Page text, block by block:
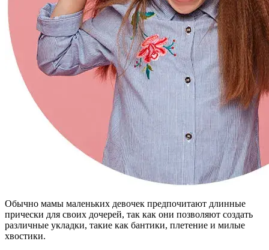
Обычно мамы маленьких девочек предпочитают длинные
прически для своих дочерей, так как они позволяют создать
различные укладки, такие как бантики, плетение и милые
хвостики.